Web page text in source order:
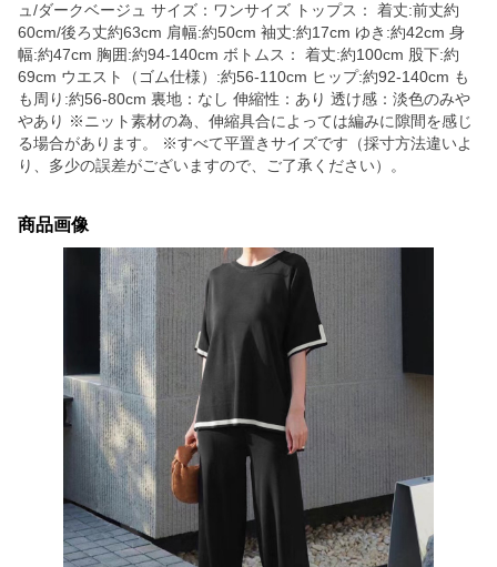
ュ/ダークベージュ サイズ：ワンサイズ トップス： 着丈:前丈約
60cm/後ろ丈約63cm 肩幅:約50cm 袖丈:約17cm ゆき:約42cm 身
幅:約47cm 胸囲:約94-140cm ボトムス： 着丈:約100cm 股下:約
69cm ウエスト（ゴム仕様）:約56-110cm ヒップ:約92-140cm も
も周り:約56-80cm 裏地：なし 伸縮性：あり 透け感：淡色のみや
やあり ※ニット素材の為、伸縮具合によっては編みに隙間を感じ
る場合があります。 ※すべて平置きサイズです（採寸方法違いよ
り、多少の誤差がございますので、ご了承ください）。
商品画像